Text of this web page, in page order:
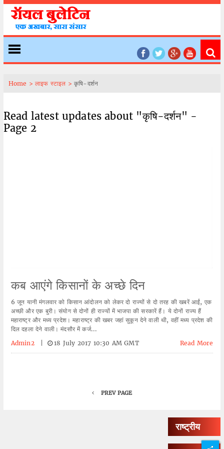
Home > लाइफ स्टाइल > कृषि-दर्शन
Read latest updates about "कृषि-दर्शन" -
Page 2
कब आएंगे किसानों के अच्छे दिन
6 जून यानी मंगलवार को किसान आंदोलन को लेकर दो राज्यों से दो तरह की खबरें आईं, एक
अच्छी और एक बुरी। संयोग से दोनों ही राज्यों में भाजपा की सरकारें हैं। ये दोनों राज्य हैं
महाराष्ट्र और मध्य प्रदेश। महाराष्ट्र की खबर जहां सुकून देने वाली थी, वहीं मध्य प्रदेश की
दिल दहला देने वाली। मंदसौर में कर्ज...
Admin2
18 July 2017 10:30 AM GMT Read More
PREV PAGE
राष्ट्रीय